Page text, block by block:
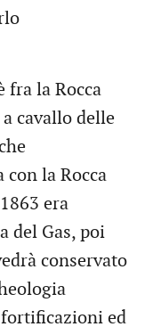
fra la Rocca
cavallo delle
con la Rocca
era
del Gas, poi
conservato
ed